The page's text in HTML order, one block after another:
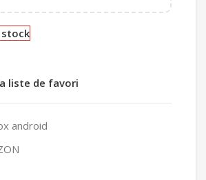
stock
liste de favori
android